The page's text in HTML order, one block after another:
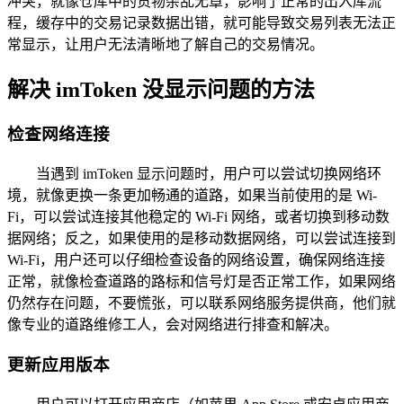
程，缓存中的交易记录数据出错，就可能导致交易列表无法正
常显示，让用户无法清晰地了解自己的交易情况。
解决 imToken 没显示问题的方法
检查网络连接
当遇到 imToken 显示问题时，用户可以尝试切换网络环
境，就像更换一条更加畅通的道路，如果当前使用的是 Wi-
Fi，可以尝试连接其他稳定的 Wi-Fi 网络，或者切换到移动数
据网络；反之，如果使用的是移动数据网络，可以尝试连接到
Wi-Fi，用户还可以仔细检查设备的网络设置，确保网络连接
正常，就像检查道路的路标和信号灯是否正常工作，如果网络
仍然存在问题，不要慌张，可以联系网络服务提供商，他们就
像专业的道路维修工人，会对网络进行排查和解决。
更新应用版本